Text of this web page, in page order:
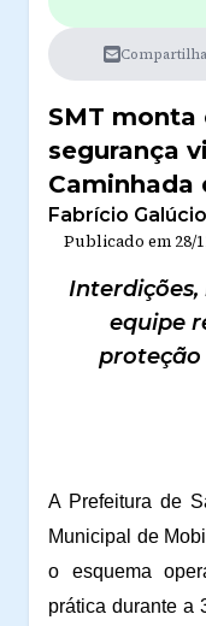
SMT monta
segurança
Caminhada
Fabrício Galúcio
Publicado em 28/
equipe
proteção
A Prefeitura de
Municipal de
o esquema
prática durante a